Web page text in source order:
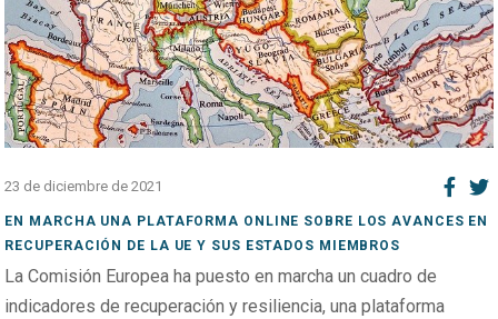
23 de diciembre de 2021
EN MARCHA UNA PLATAFORMA ONLINE SOBRE LOS AVANCES EN
RECUPERACIÓN DE LA UE Y SUS ESTADOS MIEMBROS
La Comisión Europea ha puesto en marcha un cuadro de
indicadores de recuperación y resiliencia, una plataforma